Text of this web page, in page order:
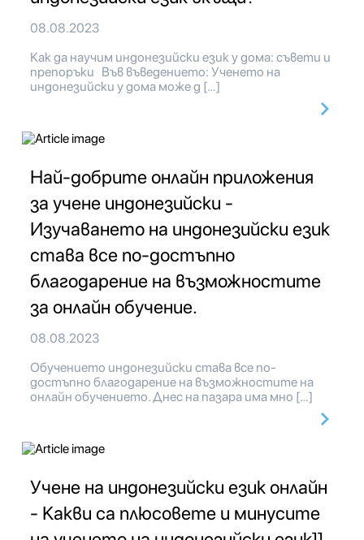
08.08.2023
Как да научим индонезийски език у дома: съвети и
препоръки Във въведението: Ученето на
индонезийски у дома може д […]
Най-добрите онлайн приложения
за учене индонезийски -
Изучаването на индонезийски език
става все по-достъпно
благодарение на възможностите
за онлайн обучение.
08.08.2023
Обучението индонезийски става все по-
достъпно благодарение на възможностите на
онлайн обучението. Днес на пазара има мно […]
Учене на индонезийски език онлайн
- Какви са плюсовете и минусите